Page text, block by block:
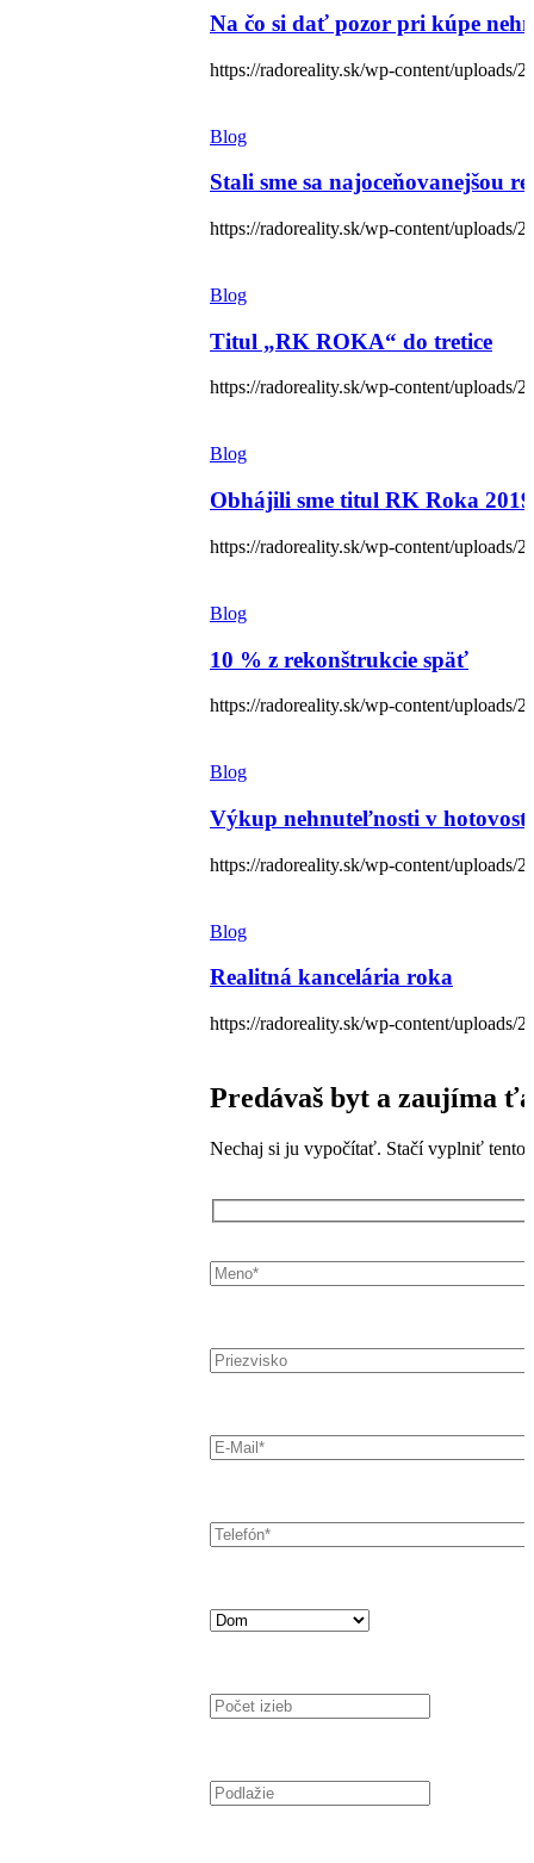
Na čo si dať pozor pri kúpe
https://radoreality.sk/wp-content/uploads/
Blog
Stali sme sa najoceňovanejšou
https://radoreality.sk/wp-content/uploads/
Blog
Titul „RK ROKA“ do tretice
https://radoreality.sk/wp-content/uploads/
Blog
Obhájili sme titul RK Roka 2019
https://radoreality.sk/wp-content/uploads/
Blog
10 % z rekonštrukcie späť
https://radoreality.sk/wp-content/uploads/
Blog
Výkup nehnuteľnosti v hotovosti
https://radoreality.sk/wp-content/uploads/
Blog
Realitná kancelária roka
https://radoreality.sk/wp-content/uploads/
Predávaš byt a zaujíma
Nechaj si ju vypočítať. Stačí vyplniť tento